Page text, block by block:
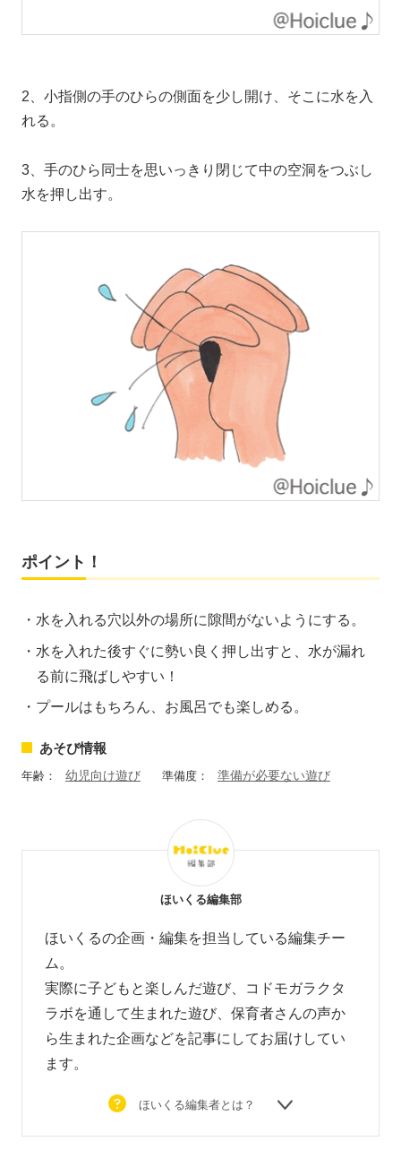
2、小指側の手のひらの側面を少し開け、そこに水を入
れる。
3、手のひら同士を思いっきり閉じて中の空洞をつぶし
水を押し出す。
ポイント！
水を入れる穴以外の場所に隙間がないようにする。
水を入れた後すぐに勢い良く押し出すと、水が漏れ
る前に飛ばしやすい！
プールはもちろん、お風呂でも楽しめる。
あそび情報
年齢： 幼児向け遊び 準備度： 準備が必要ない遊び
ほいくる編集部
ほいくるの企画・編集を担当している編集チー
ム。
実際に子どもと楽しんだ遊び、コドモガラクタ
ラボを通して生まれた遊び、 保育者さんの声か
ら生まれた企画などを記事にしてお届けしてい
ます。
ほいくる編集者とは？